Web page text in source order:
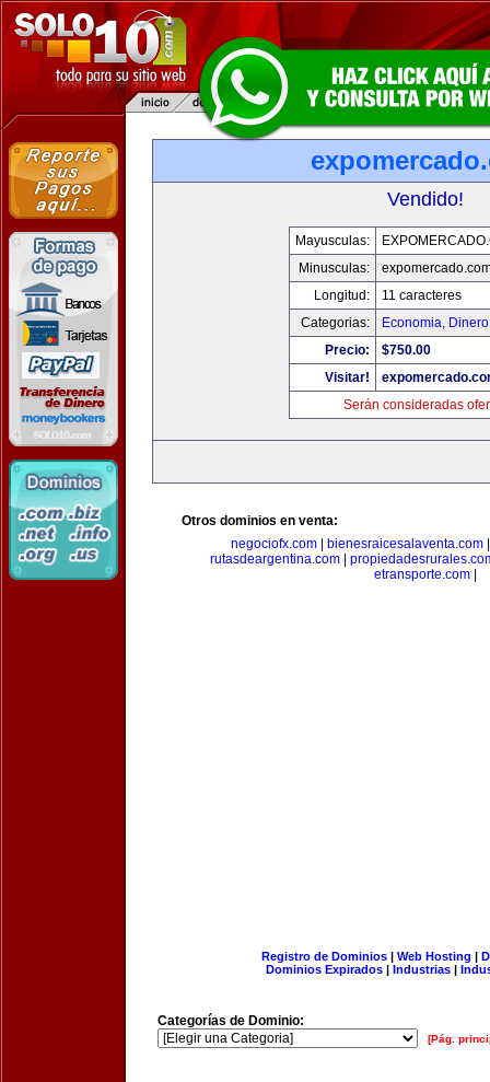
Vendido!
Mayusculas:
Minusculas:
Longitud:
11 caracteres
Categorias:
Economia,
Precio:
$750.00
Visitar!
Serán consideradas
Otros dominios en venta:
negociofx.com| bienesraicesalaventa.com
rutasdeargentina.com
etransporte.com
Registro de Dominios| Web Hosting |
Dominios Expirados | Industrias |
Categorías de Dominio:
[Pág.